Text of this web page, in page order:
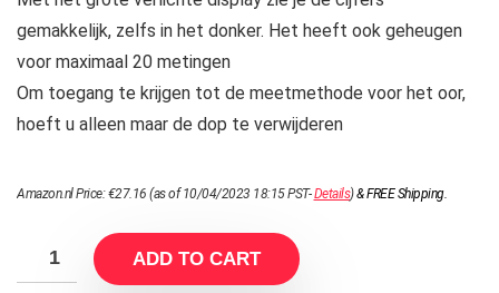
gemakkelijk, zelfs in het donker. Het heeft ook geheugen
voor maximaal 20 metingen
Om toegang te krijgen tot de meetmethode voor het oor,
hoeft u alleen maar de dop te verwijderen
Amazon.nl Price:€27.16 (as of 10/04/2023 18:15 PST-Details)&FREE Shipping.
ADD TO CART